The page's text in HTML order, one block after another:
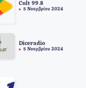
Cult 99.8
5 Νοεμβρίου 2024
Diceradio
5 Νοεμβρίου 2024